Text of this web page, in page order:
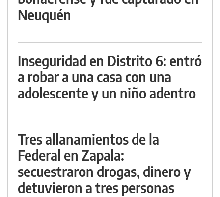
Neuquén
Inseguridad en Distrito 6: entró
a robar a una casa con una
adolescente y un niño adentro
Tres allanamientos de la
Federal en Zapala:
secuestraron drogas, dinero y
detuvieron a tres personas